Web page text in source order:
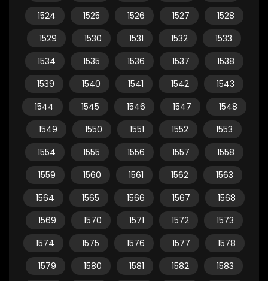
1524
1525 1526 1527
1528
1529
1530 1531 1532
1533
1534
1535 1536 1537
1538
1539
1540 1541 1542
1543
1544
1545 1546 1547
1548
1549
1550 1551 1552
1553
1554
1555 1556 1557
1558
1559
1560 1561 1562
1563
1564
1565 1566 1567
1568
1569
1570 1571 1572
1573
1574
1575 1576 1577
1578
1579
1580 1581 1582
1583